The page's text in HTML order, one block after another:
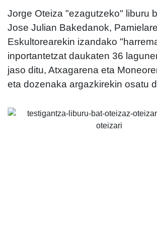
Jorge Oteiza "ezagutzeko" liburu
Jose Julian Bakedanok,
Eskultorearekin izandako
inportantetzat daukaten 36
jaso ditu, Atxagarena eta
eta dozenaka argazkirekin osatu